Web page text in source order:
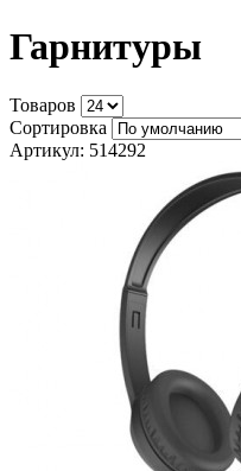
Гарнитуры
Товаров
Сортировка
Артикул: 514292